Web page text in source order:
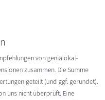
von genialokal-
zusammen. Die Summe
geteilt (und ggf. gerundet).
uns nicht überprüft. Eine